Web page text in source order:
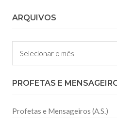
ARQUIVOS
Arquivos
PROFETAS E
Profetas e Mensageiros (A.S.)